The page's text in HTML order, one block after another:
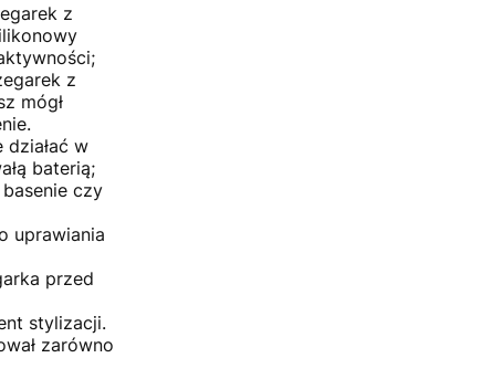
z
z
mógł
w
baterią;
czy
uprawiania
przed
stylizacji.
zarówno